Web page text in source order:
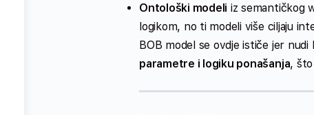
Ontološki modeli iz semantičkog
logikom, no ti modeli više ciljaju
BOB model se ovdje ističe jer
parametre i logiku ponašanja,